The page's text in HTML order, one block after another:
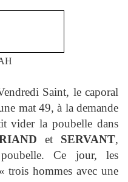
Saint, le caporal
mat 49, à la demande
vider la poubelle dans
et SERVANT,
Ce jour, les
trois hommes avec une